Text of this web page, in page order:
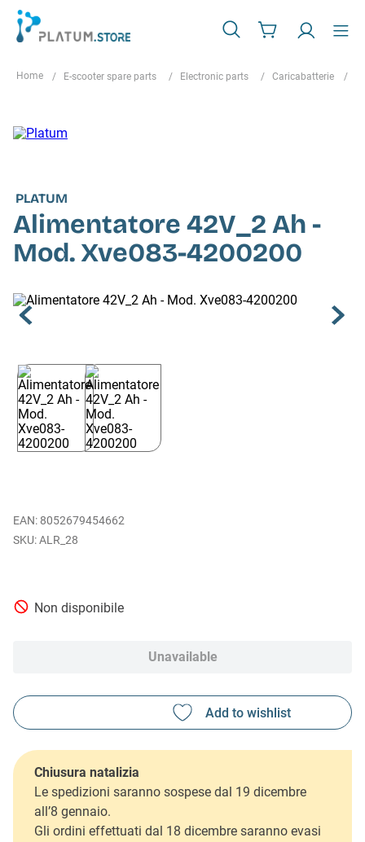
E-scooter spare parts Electronic parts Caricabatterie
PLATUM
Alimentatore 42V_2 Ah -
Mod. Xve083-4200200
EAN: 8052679454662
ALR_28
Non disponibile
Unavailable
Chiusura natalizia
Le spedizioni saranno sospese dal 19 dicembre
all’8 gennaio.
Gli ordini effettuati dal 18 dicembre saranno evasi